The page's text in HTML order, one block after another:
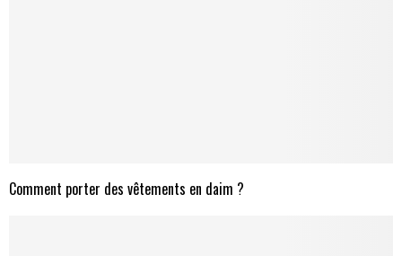
Comment porter des vêtements en daim ?